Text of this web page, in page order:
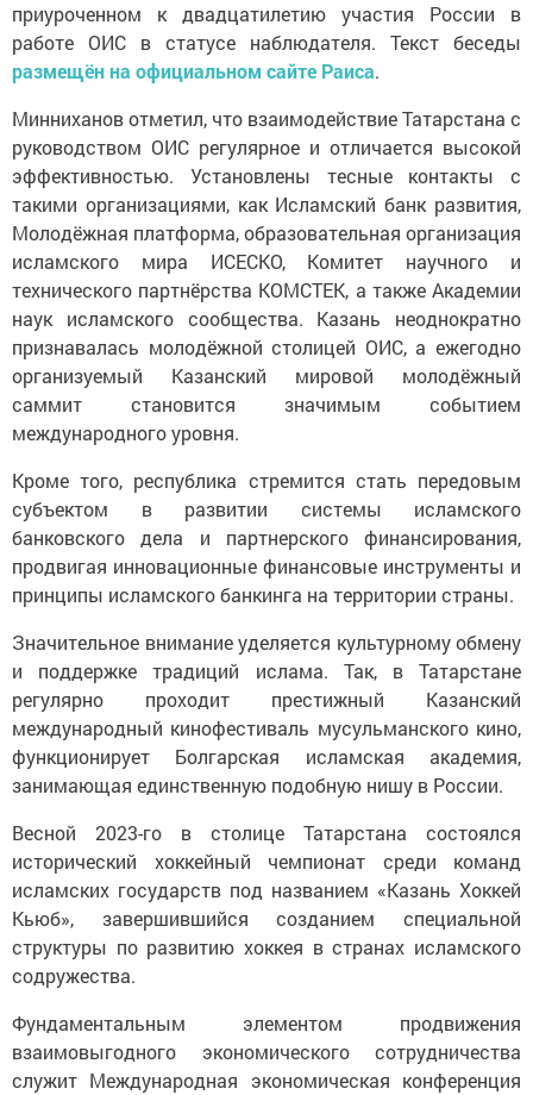
приуроченном к двадцатилетию участия России в
работе ОИС в статусе наблюдателя. Текст беседы
размещён на официальном сайте Раиса.
Минниханов отметил, что взаимодействие Татарстана с
руководством ОИС регулярное и отличается высокой
эффективностью. Установлены тесные контакты с
такими организациями, как Исламский банк развития,
Молодёжная платформа, образовательная организация
исламского мира ИСЕСКО, Комитет научного и
технического партнёрства КОМСТЕК, а также Академии
наук исламского сообщества. Казань неоднократно
признавалась молодёжной столицей ОИС, а ежегодно
организуемый Казанский мировой молодёжный
саммит становится значимым событием
международного уровня.
Кроме того, республика стремится стать передовым
субъектом в развитии системы исламского
банковского дела и партнерского финансирования,
продвигая инновационные финансовые инструменты и
принципы исламского банкинга на территории страны.
Значительное внимание уделяется культурному обмену
и поддержке традиций ислама. Так, в Татарстане
регулярно проходит престижный Казанский
международный кинофестиваль мусульманского кино,
функционирует Болгарская исламская академия,
занимающая единственную подобную нишу в России.
Весной 2023-го в столице Татарстана состоялся
исторический хоккейный чемпионат среди команд
исламских государств под названием «Казань Хоккей
Кьюб», завершившийся созданием специальной
структуры по развитию хоккея в странах исламского
содружества.
Фундаментальным элементом продвижения
взаимовыгодного экономического сотрудничества
служит Международная экономическая конференция